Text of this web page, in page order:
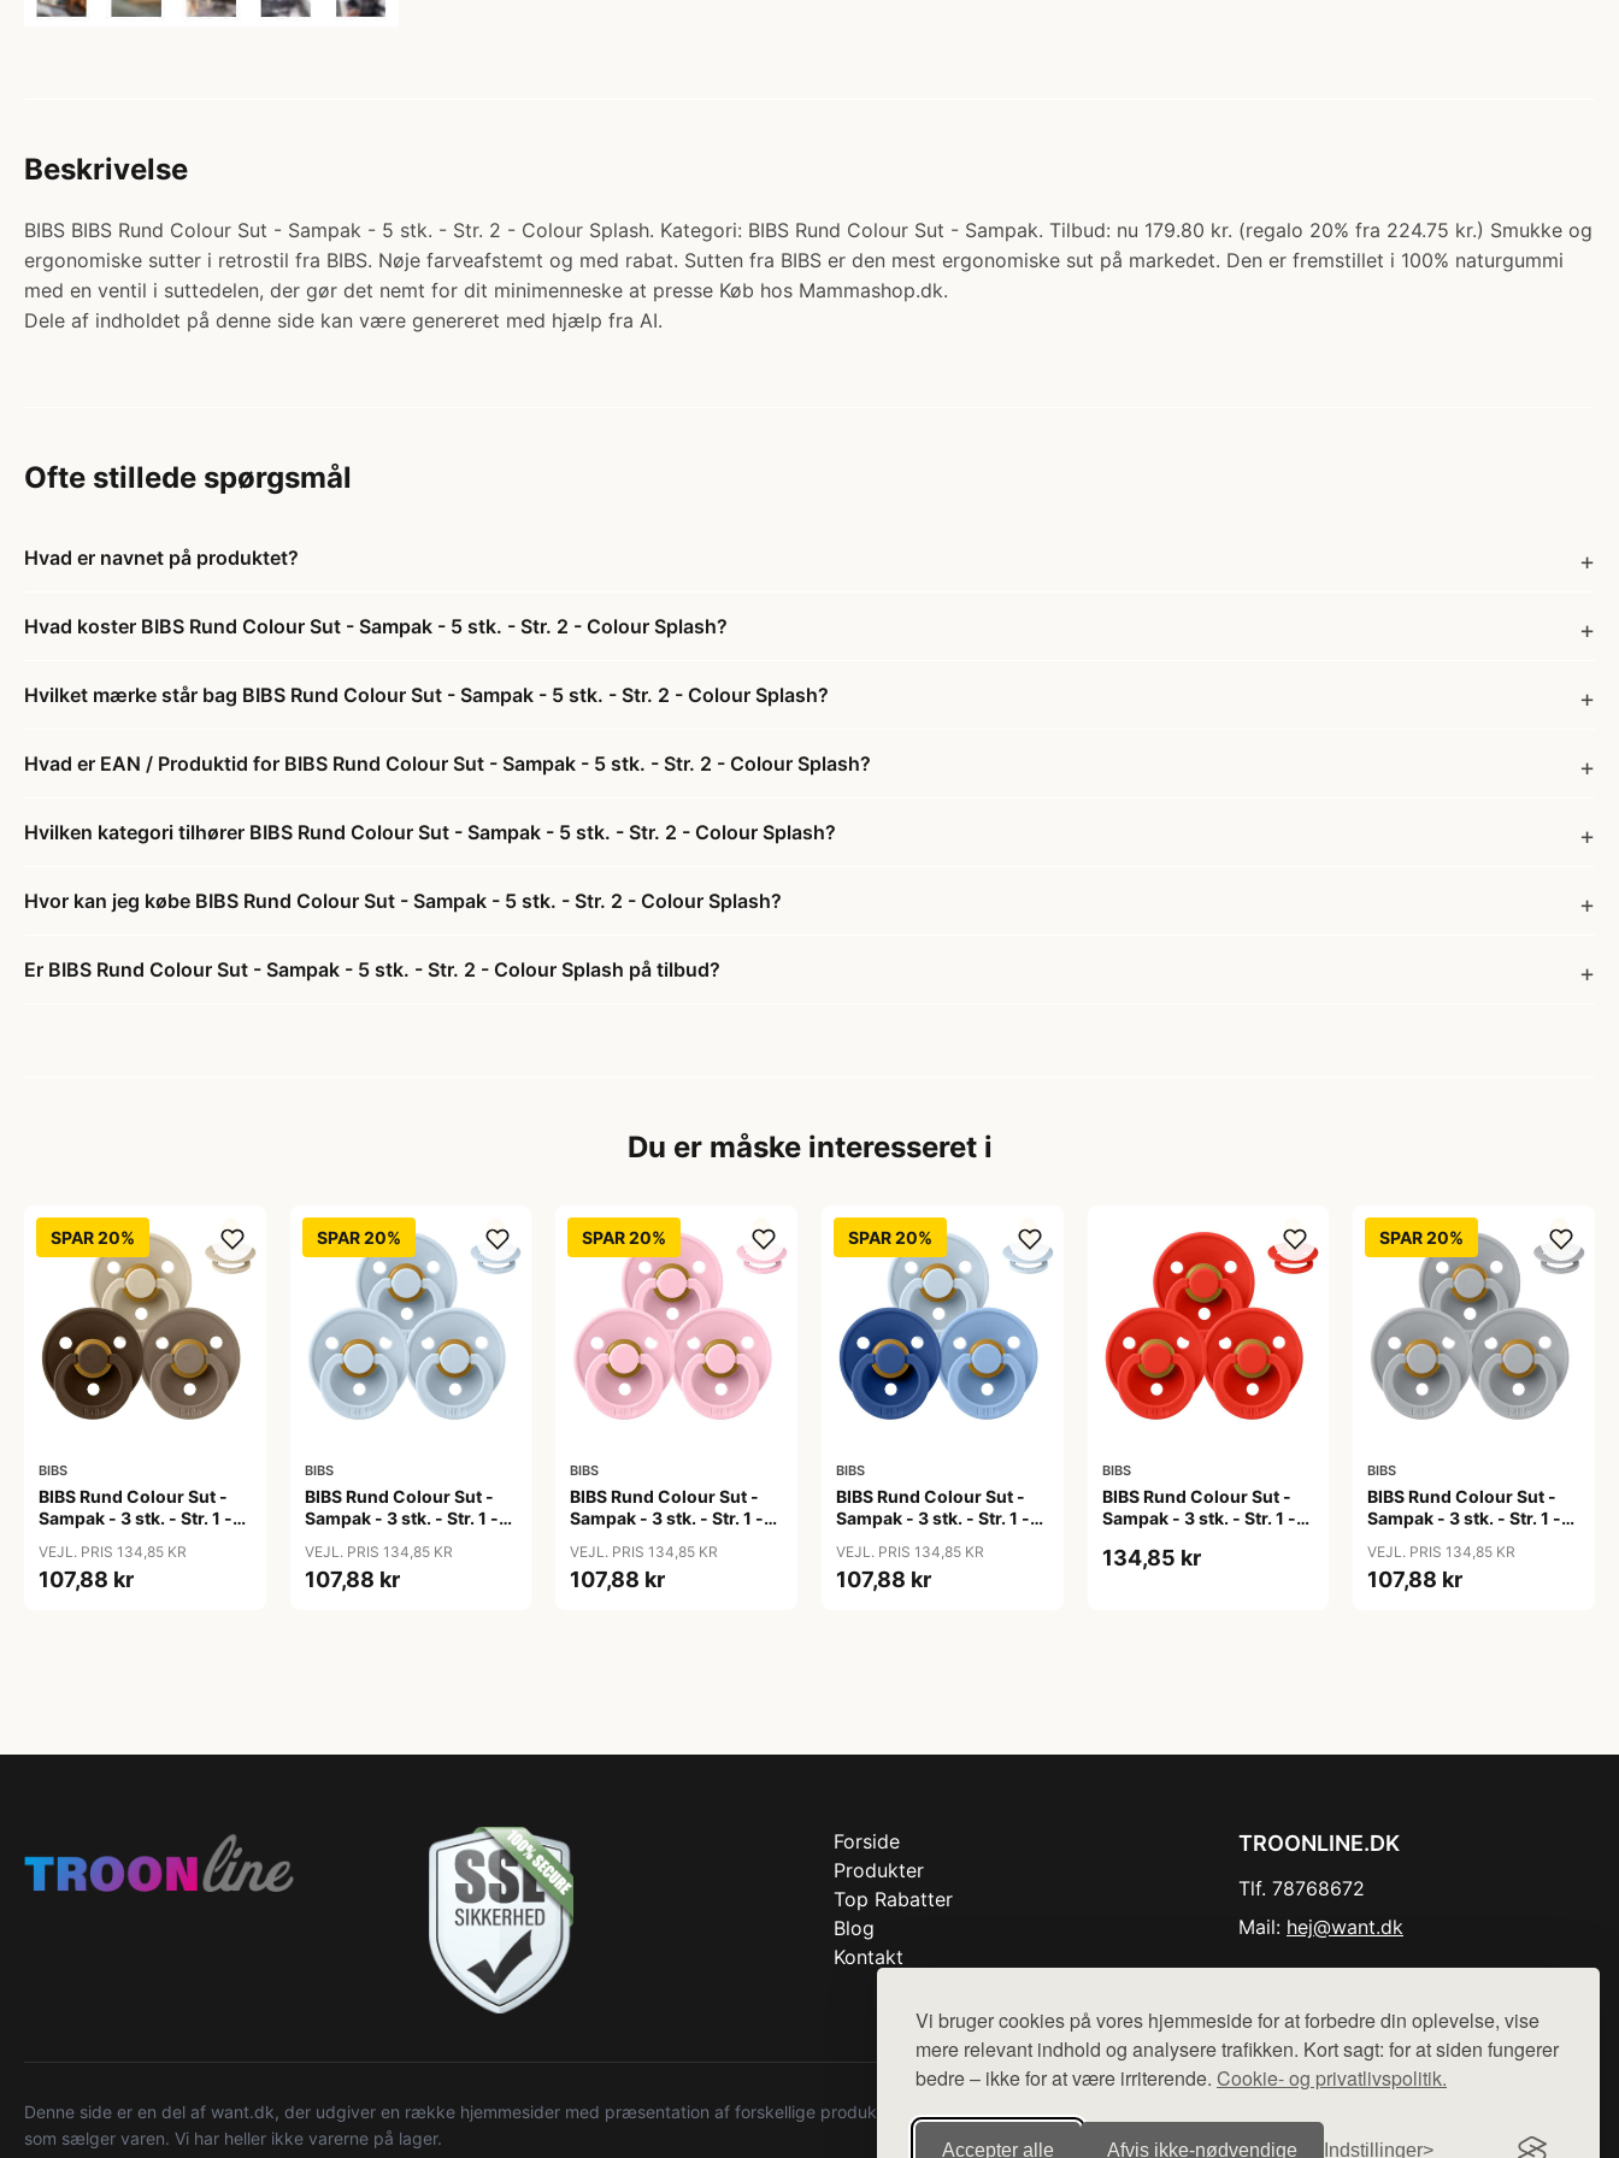
Vi bruger cookies på vores hjemmeside for at forbedre din oplevelse, vise
mere relevant indhold og analysere trafikken. Kort sagt: for at siden fungerer
bedre – ikke for at være irriterende. Cookie- og privatlivspolitik.
Accepter alle Afvis ikke‑nødvendige Indstillinger
Beskrivelse
BIBS BIBS Rund Colour Sut - Sampak - 5 stk. - Str. 2 - Colour Splash. Kategori: BIBS Rund Colour Sut - Sampak. Tilbud: nu 179.80 kr. (regalo 20% fra 224.75 kr.) Smukke og
ergonomiske sutter i retrostil fra BIBS. Nøje farveafstemt og med rabat. Sutten fra BIBS er den mest ergonomiske sut på markedet. Den er fremstillet i 100% naturgummi
med en ventil i suttedelen, der gør det nemt for dit minimenneske at presse Køb hos Mammashop.dk.
Dele af indholdet på denne side kan være genereret med hjælp fra AI.
Ofte stillede spørgsmål
Hvad er navnet på produktet?
Hvad koster BIBS Rund Colour Sut - Sampak - 5 stk. - Str. 2 - Colour Splash?
Hvilket mærke står bag BIBS Rund Colour Sut - Sampak - 5 stk. - Str. 2 - Colour Splash?
Hvad er EAN / Produktid for BIBS Rund Colour Sut - Sampak - 5 stk. - Str. 2 - Colour Splash?
Hvilken kategori tilhører BIBS Rund Colour Sut - Sampak - 5 stk. - Str. 2 - Colour Splash?
Hvor kan jeg købe BIBS Rund Colour Sut - Sampak - 5 stk. - Str. 2 - Colour Splash?
Er BIBS Rund Colour Sut - Sampak - 5 stk. - Str. 2 - Colour Splash på tilbud?
Du er måske interesseret i
SPAR 20%
BIBS
BIBS Rund Colour Sut -
Sampak - 3 stk. - Str. 1 -
VEJL. PRIS 134,85 KR
107,88 kr
SPAR 20%
BIBS
BIBS Rund Colour Sut -
Sampak - 3 stk. - Str. 1 -
VEJL. PRIS 134,85 KR
107,88 kr
SPAR 20%
BIBS
BIBS Rund Colour Sut -
Sampak - 3 stk. - Str. 1 -
VEJL. PRIS 134,85 KR
107,88 kr
SPAR 20%
BIBS
BIBS Rund Colour Sut -
Sampak - 3 stk. - Str. 1 -
VEJL. PRIS 134,85 KR
107,88 kr
BIBS
BIBS Rund Colour Sut -
Sampak - 3 stk. - Str. 1 -
134,85 kr
SPAR 20%
BIBS
BIBS Rund Colour Sut -
Sampak - 3 stk. - Str. 1 -
VEJL. PRIS 134,85 KR
107,88 kr
Forside
Produkter
Top Rabatter
Blog
Kontakt
TROONLINE.DK
Tlf. 78768672
Mail: hej@want.dk
Denne side er en del af want.dk, der udgiver en række hjemmesider med præsentation af forskellige produkter fra diverse webshops. Der sælges ikke varer fra denne side - vi henviser til de shops,
som sælger varen. Vi har heller ikke varerne på lager.